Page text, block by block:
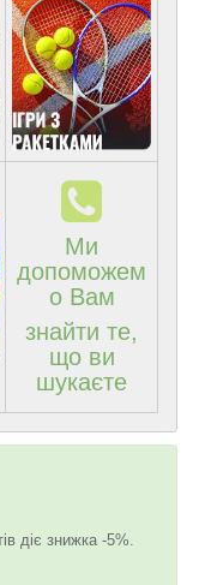
Ми
допоможем
о Вам
знайти те,
що ви
шукаєте
діє знижка -5%.